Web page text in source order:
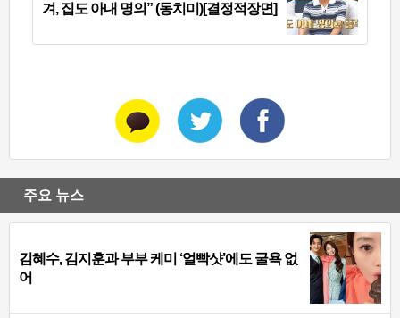
겨, 집도 아내 명의” (동치미)[결정적장면]
주요 뉴스
김혜수, 김지훈과 부부 케미 ‘얼빡샷’에도 굴욕 없
어